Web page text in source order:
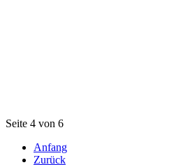
Seite 4 von 6
Anfang
Zurück